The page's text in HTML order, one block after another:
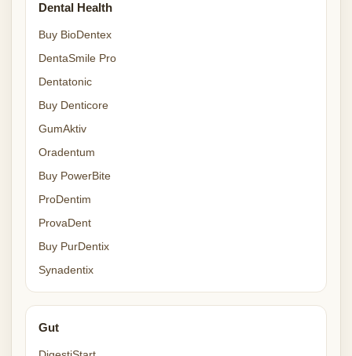
Dental Health
Buy BioDentex
DentaSmile Pro
Dentatonic
Buy Denticore
GumAktiv
Oradentum
Buy PowerBite
ProDentim
ProvaDent
Buy PurDentix
Synadentix
Gut